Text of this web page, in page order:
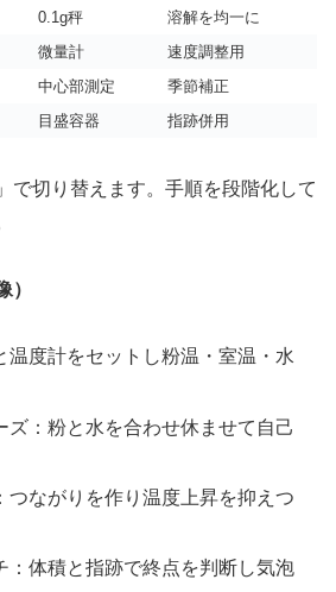
0.1g秤
溶解を均一に
微量計
速度調整用
中心部測定
季節補正
目盛容器 指跡併用
で切り替えます。手順を段階化して
）
温度計をセットし粉温・室温・水
：粉と水を合わせ休ませて自己
ながりを作り温度上昇を抑えつ
体積と指跡で終点を判断し気泡